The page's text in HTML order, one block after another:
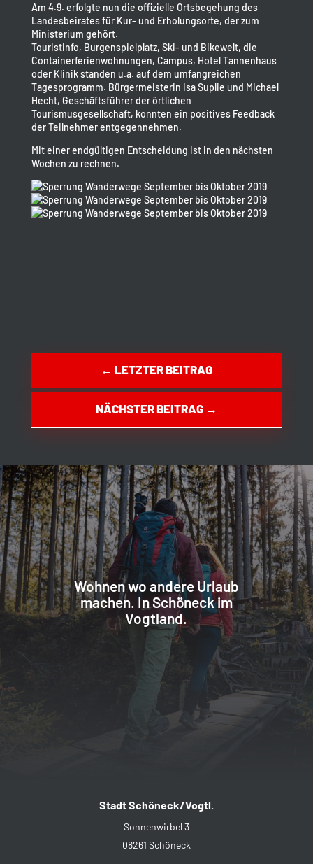
Am 4.9. erfolgte nun die offizielle Ortsbegehung des
Landesbeirates für Kur- und Erholungsorte, der zum
Ministerium gehört.
Touristinfo, Burgenspielplatz, Ski- und Bikewelt, die
Containerferienwohnungen, Campus, Hotel Tannenhaus
oder Klinik standen u.a. auf dem umfangreichen
Tagesprogramm. Bürgermeisterin Isa Suplie und Michael
Hecht, Geschäftsführer der örtlichen
Tourismusgesellschaft, konnten ein positives Feedback
der Teilnehmer entgegennehmen.
Mit einer endgültigen Entscheidung ist in den nächsten
Wochen zu rechnen.
← LETZTER BEITRAG
NÄCHSTER BEITRAG→
Wohnen wo andere Urlaub
machen. In Schöneck im
Vogtland.
Stadt Schöneck/Vogtl.
Sonnenwirbel 3
08261 Schöneck